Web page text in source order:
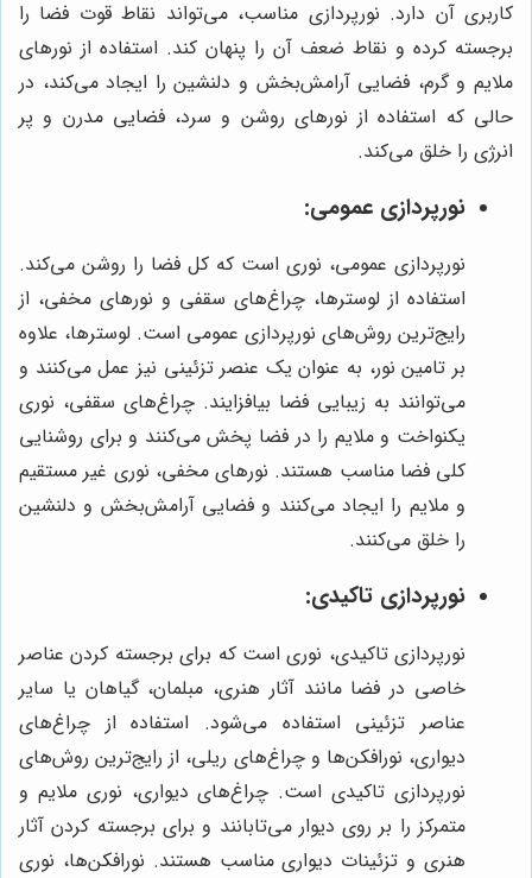
کاربری آن دارد. نورپردازی مناسب، می‌تواند نقاط قوت فضا را
برجسته کرده و نقاط ضعف آن را پنهان کند. استفاده از نورهای
ملایم و گرم، فضایی آرامش‌بخش و دلنشین را ایجاد می‌کند، در
حالی که استفاده از نورهای روشن و سرد، فضایی مدرن و پر
انرژی را خلق می‌کند.
نورپردازی عمومی:
نورپردازی عمومی، نوری است که کل فضا را روشن می‌کند.
استفاده از لوسترها، چراغ‌های سقفی و نورهای مخفی، از
رایج‌ترین روش‌های نورپردازی عمومی است. لوسترها، علاوه
بر تامین نور، به عنوان یک عنصر تزئینی نیز عمل می‌کنند و
می‌توانند به زیبایی فضا بیافزایند. چراغ‌های سقفی، نوری
یکنواخت و ملایم را در فضا پخش می‌کنند و برای روشنایی
کلی فضا مناسب هستند. نورهای مخفی، نوری غیر مستقیم
و ملایم را ایجاد می‌کنند و فضایی آرامش‌بخش و دلنشین
را خلق می‌کنند.
نورپردازی تاکیدی:
نورپردازی تاکیدی، نوری است که برای برجسته کردن عناصر
خاصی در فضا مانند آثار هنری، مبلمان، گیاهان یا سایر
عناصر تزئینی استفاده می‌شود. استفاده از چراغ‌های
دیواری، نورافکن‌ها و چراغ‌های ریلی، از رایج‌ترین روش‌های
نورپردازی تاکیدی است. چراغ‌های دیواری، نوری ملایم و
متمرکز را بر روی دیوار می‌تابانند و برای برجسته کردن آثار
هنری و تزئینات دیواری مناسب هستند. نورافکن‌ها، نوری